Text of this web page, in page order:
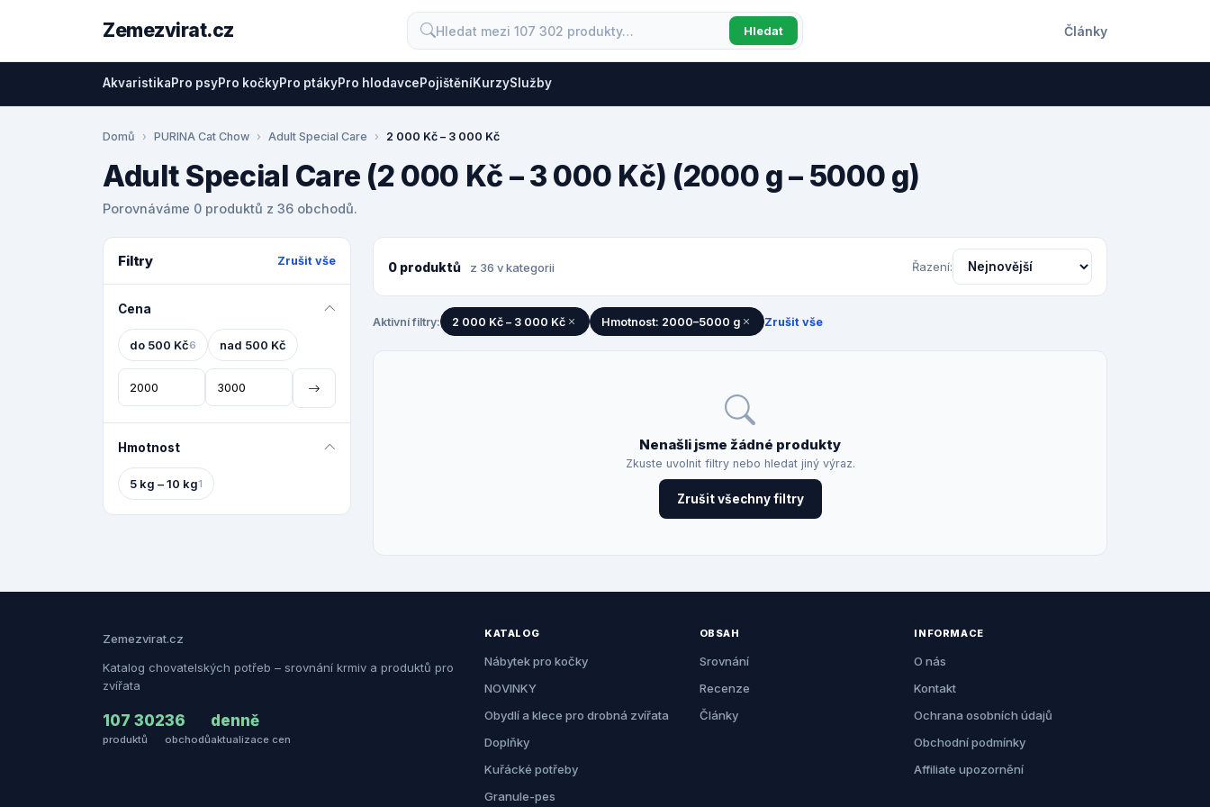
Zemezvirat.cz Hledat Články
AkvaristikaPro psyPro kočkyPro ptákyPro hlodavcePojištěníKurzySlužby
Domů PURINA Cat Chow Adult Special Care 2 000 Kč – 3 000 Kč
Adult Special Care (2 000 Kč – 3 000 Kč) (2000 g – 5000 g)
Porovnáváme 0 produktů z 36 obchodů.
Filtry Zrušit vše
Cena
do 500 Kč6 nad 500 Kč
Hmotnost
5 kg – 10 kg1
0 produktů z 36 v kategorii Řazení:
Aktivní filtry: 2 000 Kč – 3 000 Kč Hmotnost: 2000–5000 g Zrušit vše
Nenašli jsme žádné produkty
Zkuste uvolnit filtry nebo hledat jiný výraz.
Zrušit všechny filtry
Zemezvirat.cz
Katalog chovatelských potřeb – srovnání krmiv a produktů pro
zvířata
107 302
produktů
36
obchodů
denně
aktualizace cen
KATALOG
Nábytek pro kočky
NOVINKY
Obydlí a klece pro drobná zvířata
Doplňky
Kuřácké potřeby
Granule-pes
OBSAH
Srovnání
Recenze
Články
INFORMACE
O nás
Kontakt
Ochrana osobních údajů
Obchodní podmínky
Affiliate upozornění